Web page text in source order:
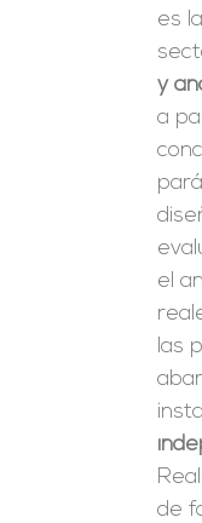
es
y
a
el
las
de